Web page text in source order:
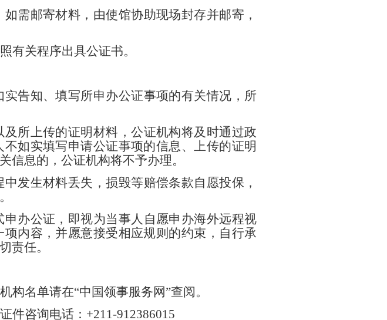
需邮寄材料，由使馆协助现场封存并邮寄，
有关程序出具公证书。
告知、填写所申办公证事项的有关情况，所
所上传的证明材料，公证机构将及时通过政
如实填写申请公证事项的信息、上传的证明
信息的，公证机构将不予办理。
发生材料丢失，损毁等赔偿条款自愿投保，
申办公证，即视为当事人自愿申办海外远程视
内容，并愿意接受相应规则的约束，自行承
责任。
构名单请在“中国领事服务网”查阅。
件咨询电话：+211-912386015